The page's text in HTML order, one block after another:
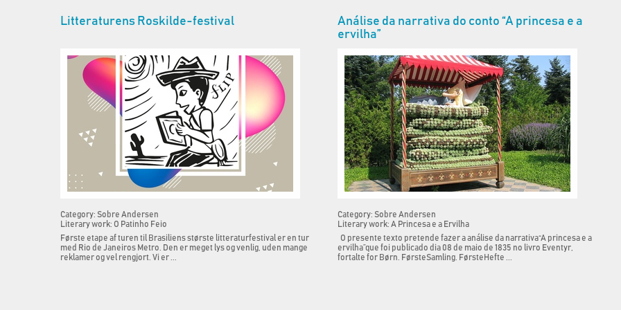
Litteraturens Roskilde-festival
Category: Sobre Andersen
Literary work: O Patinho Feio
Første etape af turen til Brasiliens største litteraturfestival er en tur
med Rio de Janeiros Metro. Den er meget lys og venlig, uden mange
reklamer og vel rengjort. Vi er ...
Análise da narrativa do conto “A princesa e a
ervilha”
Category: Sobre Andersen
Literary work: A Princesa e a Ervilha
O presente texto pretende fazer a análise da narrativa“A princesa e a
ervilha”que foi publicado dia 08 de maio de 1835 no livro Eventyr,
fortalte for Børn. FørsteSamling. FørsteHefte ...